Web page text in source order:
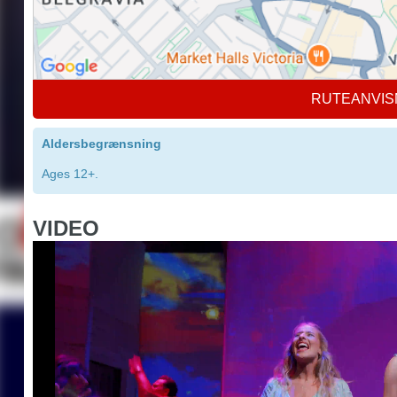
Aldersbegrænsning
Ages 12+.
VIDEO